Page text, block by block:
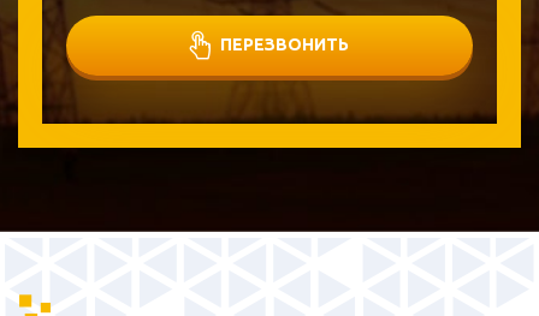
ПЕРЕЗВОНИТЬ